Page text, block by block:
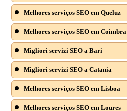
Melhores serviços SEO em Queluz
Melhores serviços SEO em Coimbra
Migliori servizi SEO a Bari
Migliori servizi SEO a Catania
Melhores serviços SEO em Lisboa
Melhores serviços SEO em Loures